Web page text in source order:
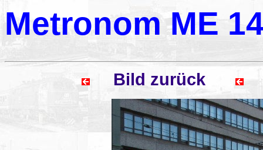
Metronom ME
Bild zurück